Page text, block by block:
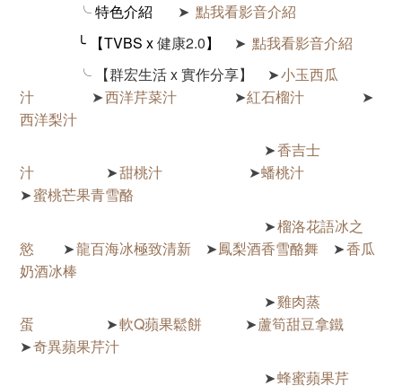
╰ 特色介紹
➤ 點我看影音介紹
╰
【TVBS x健康2.0】 ➤ 點我看影音介紹
╰
【群宏生活 x 實作分享】 ➤小玉西瓜
汁
➤西洋芹菜汁 ➤紅石榴汁 ➤
西洋梨汁
➤香吉士
汁
➤甜桃汁 ➤蟠桃汁
➤蜜桃芒果青雪酪
➤榴洛花語冰之
慾
➤龍百海冰極致清新 ➤鳳梨酒香雪酪舞 ➤香瓜
奶酒冰棒
➤雞肉蒸
蛋
➤軟Q蘋果鬆餅 ➤蘆筍甜豆拿鐵
➤奇異蘋果芹汁
➤蜂蜜蘋果芹